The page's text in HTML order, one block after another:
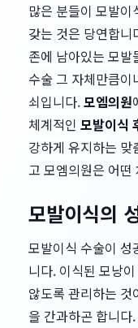
많은 분들이 모발
갖는 것은 당연합
존에 남아있는 모
수술 그 자체만큼
쇠입니다.모엠의원
체계적인 모발이식
강하게 유지하는 맞
고 모엠의원은 어떤
모발이식의
모발이식 수술이 성
니다. 이식된 모낭
않도록 관리하는
을 간과하곤 합니